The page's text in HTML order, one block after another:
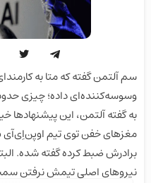
سم آلتمن گفته که متا به
به گفته آلتمن، این
مغزهای خفن توی تیم اوپن‌اِی‌آی
برادرش ضبط کرده گفته شده.
نیروهای اصلی تیمش نرفتن